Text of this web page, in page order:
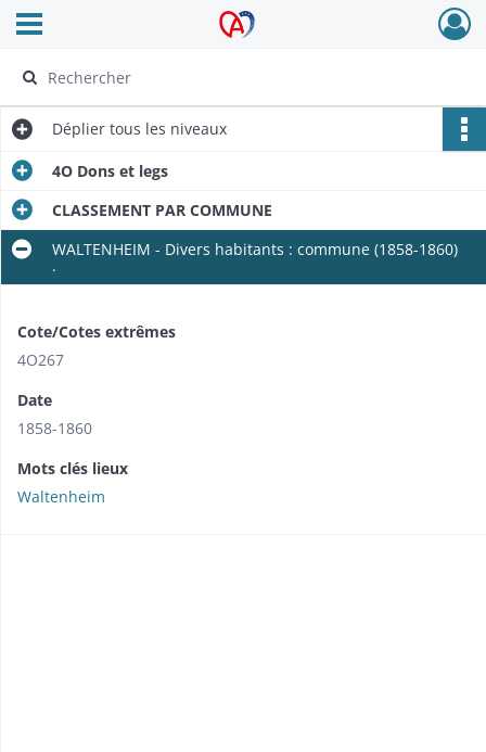
Archives Alsace - Colmar
Ouvrir le menu déroulant
Déplier tous les niveaux
4O Dons et legs
CLASSEMENT PAR COMMUNE
WALTENHEIM - Divers habitants : commune (1858-1860)
.
Cote/Cotes extrêmes
4O267
Date
1858-1860
Mots clés lieux
Waltenheim